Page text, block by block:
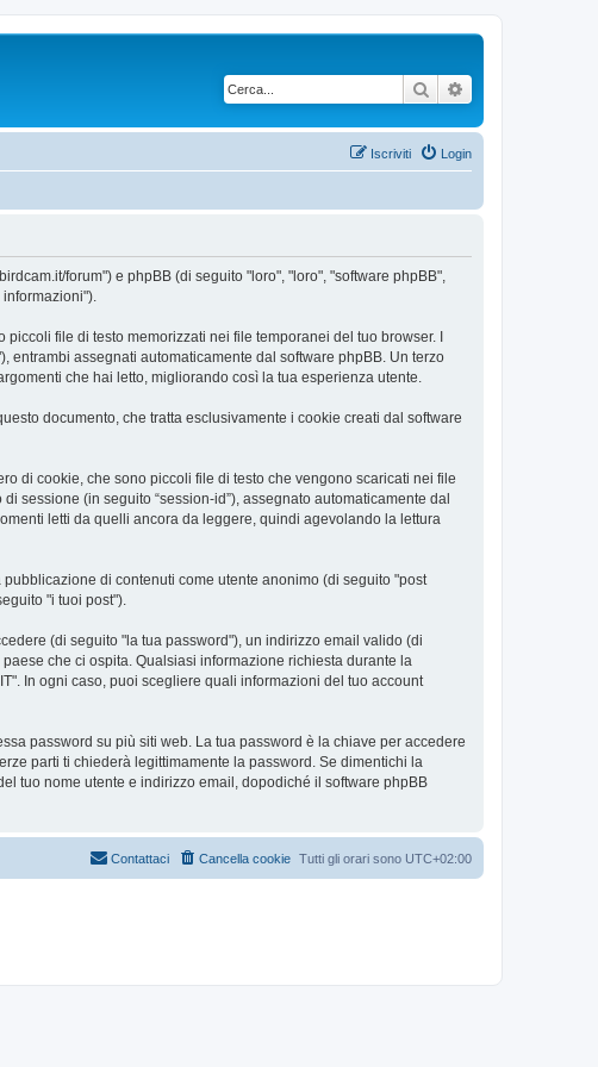
Cerca
Login
Iscriviti
forum") e phpBB (di seguito "loro", "loro", "software phpBB",
file di testo memorizzati nei file temporanei del tuo browser. I
assegnati automaticamente dal software phpBB. Un terzo
che hai letto, migliorando così la tua esperienza utente.
documento, che tratta esclusivamente i cookie creati dal software
di cookie, che sono piccoli file di testo che vengono scaricati nei file
sessione (in seguito “session-id”), assegnato automaticamente dal
letti da quelli ancora da leggere, quindi agevolando la lettura
di contenuti come utente anonimo (di seguito "post
"i tuoi post").
(di seguito "la tua password"), un indirizzo email valido (di
che ci ospita. Qualsiasi informazione richiesta durante la
In ogni caso, puoi scegliere quali informazioni del tuo account
password su più siti web. La tua password è la chiave per accedere
parti ti chiederà legittimamente la password. Se dimentichi la
tuo nome utente e indirizzo email, dopodiché il software phpBB
Tutti gli orari sono UTC+02:00
Cancella cookie
Contattaci